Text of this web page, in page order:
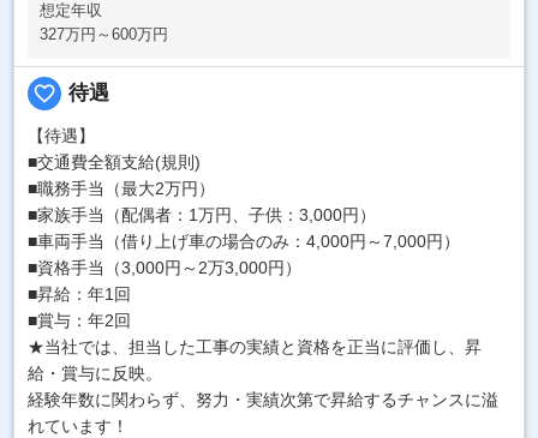
想定年収
327万円～600万円
favorite_border 待遇
【待遇】
■交通費全額支給(規則)
■職務手当（最大2万円）
■家族手当（配偶者：1万円、子供：3,000円）
■車両手当（借り上げ車の場合のみ：4,000円～7,000円）
■資格手当（3,000円～2万3,000円）
■昇給：年1回
■賞与：年2回
★当社では、担当した工事の実績と資格を正当に評価し、昇
給・賞与に反映。
経験年数に関わらず、努力・実績次第で昇給するチャンスに溢
れています！